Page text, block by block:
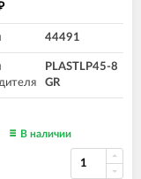
44491
PLASTLP45-8
GR
В наличии